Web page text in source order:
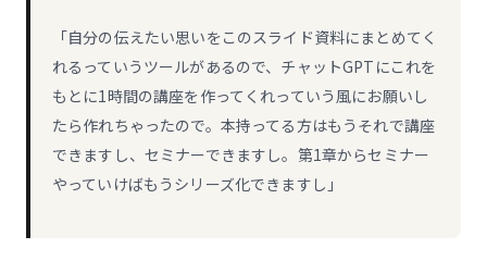
「自分の伝えたい思いをこのスライド資料にまとめてく
れるっていうツールがあるので、チャットGPTにこれを
もとに1時間の講座を作ってくれっていう風にお願いし
たら作れちゃったので。本持ってる方はもうそれで講座
できますし、セミナーできますし。第1章からセミナー
やっていけばもうシリーズ化できますし」